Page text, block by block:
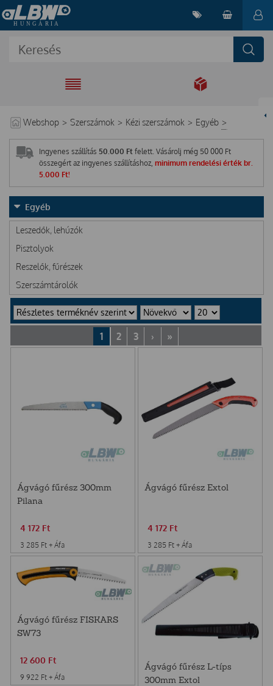
EGYÜTT A
Webshop > Szerszámok > Kézi szerszámok > Egyéb >
Ingyenes szállítás 50.000 Ft felett. Vásárolj még 50 000 Ft
összegért az ingyenes szállításhoz, minimum rendelési érték br.
5.000 Ft!
Egyéb
Leszedők, lehúzók
Pisztolyok
Reszelők, fűrészek
Szerszámtárolók
1 2 3 › »
Ágvágó fűrész 300mm
Pilana
4 172 Ft
3 285 Ft + Áfa
Ágvágó fűrész Extol
4 172 Ft
3 285 Ft + Áfa
Ágvágó fűrész FISKARS
SW73
12 600 Ft
9 922 Ft + Áfa
Ágvágó fűrész L-típs
300mm Extol